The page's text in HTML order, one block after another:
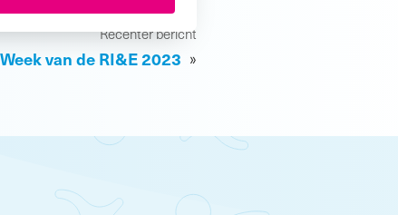
Recenter bericht
Week van de RI&E 2023 »